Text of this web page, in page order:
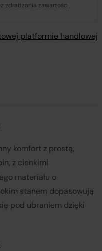
zdradzania zawartości.
platformie handlowej
komfort z prostą,
z cienkimi
materiału o
stanem dopasowują
pod ubraniem dzięki